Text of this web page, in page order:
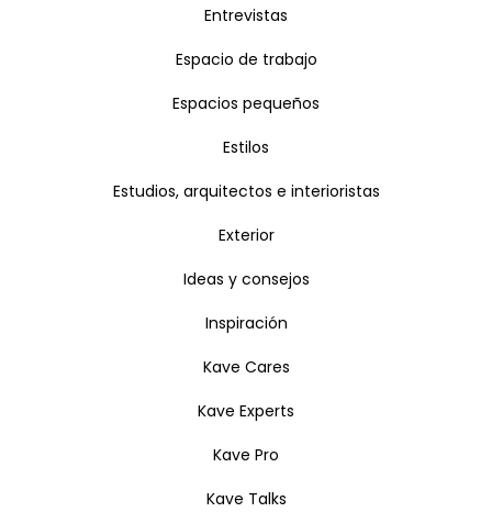
Entrevistas
Espacio de trabajo
Espacios pequeños
Estilos
Estudios, arquitectos e interioristas
Exterior
Ideas y consejos
Inspiración
Kave Cares
Kave Experts
Kave Pro
Kave Talks